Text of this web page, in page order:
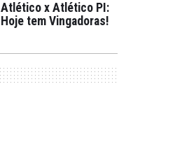
Atlético x Atlético PI:
Hoje tem Vingadoras!